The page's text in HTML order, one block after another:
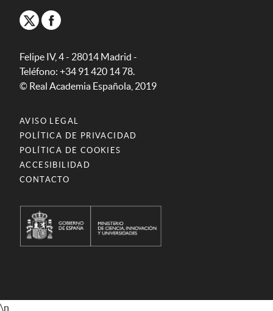
Felipe IV, 4 - 28014 Madrid -
Teléfono: +34 91 420 14 78.
© Real Academia Española, 2019
AVISO LEGAL
POLÍTICA DE PRIVACIDAD
POLÍTICA DE COOKIES
ACCESIBILIDAD
CONTACTO
\n